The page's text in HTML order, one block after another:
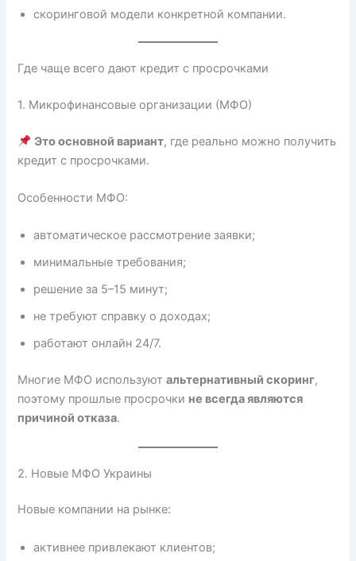
скоринговой модели конкретной компании.
Где чаще всего дают кредит с просрочками
1. Микрофинансовые организации (МФО)
Это основной вариант, где реально можно получить
кредит с просрочками.
Особенности МФО:
автоматическое рассмотрение заявки;
минимальные требования;
решение за 5–15 минут;
не требуют справку о доходах;
работают онлайн 24/7.
Многие МФО используютальтернативный скоринг,
поэтому прошлые просрочки не всегда являются
причиной отказа.
2. Новые МФО Украины
Новые компании на рынке:
активнее привлекают клиентов;